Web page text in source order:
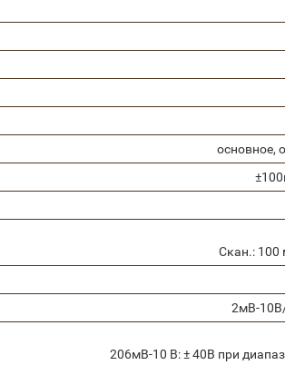
основное,
Скан.: 100
2мВ-10В/
206мВ-10 В: ± 40В при